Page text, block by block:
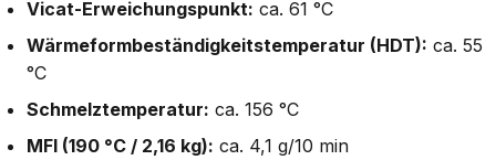
Vicat-Erweichungspunkt: ca. 61 °C
Wärmeformbeständigkeitstemperatur (HDT): ca. 55
°C
Schmelztemperatur: ca. 156 °C
MFI (190 °C / 2,16 kg): ca. 4,1 g/10 min